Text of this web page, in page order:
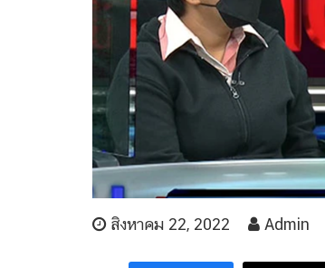
สิงหาคม 22, 2022 Admin